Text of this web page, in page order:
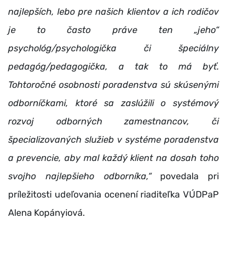
najlepších, lebo pre našich klientov a ich rodičov
je to často práve ten „jeho“
psychológ/psychologička či špeciálny
pedagóg/pedagogička, a tak to má byť.
Tohtoročné osobnosti poradenstva sú skúsenými
odborníčkami, ktoré sa zaslúžili o systémový
rozvoj odborných zamestnancov, či
špecializovaných služieb v systéme poradenstva
a prevencie, aby mal každý klient na dosah toho
svojho najlepšieho odborníka,“povedala pri
príležitosti udeľovania ocenení riaditeľka VÚDPaP
Alena Kopányiová.